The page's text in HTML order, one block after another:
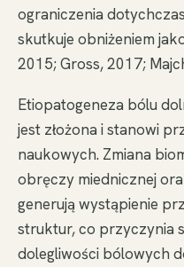
ograniczenia
skutkuje obniżeniem
2015; Gross, 2017;
Etiopatogeneza bólu
jest złożona i stanowi
naukowych. Zmiana
obręczy miednicznej
generują wystąpienie
struktur, co przyczynia
dolegliwości bólowych